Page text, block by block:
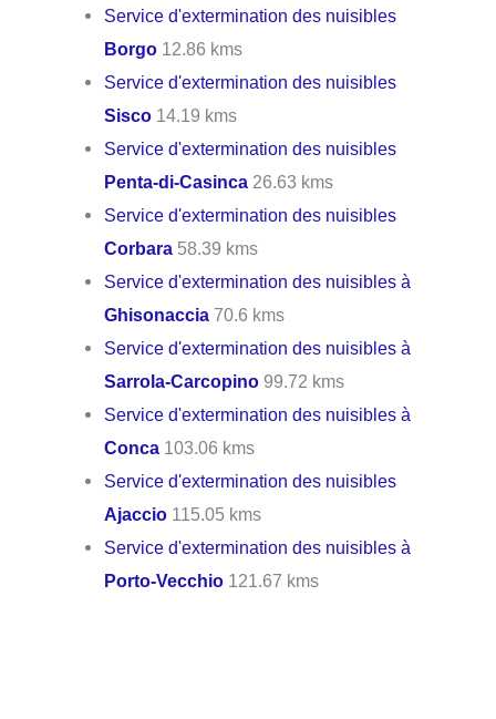
Service d'extermination des nuisibles
Borgo 12.86 kms
Service d'extermination des nuisibles
Sisco 14.19 kms
Service d'extermination des nuisibles
Penta-di-Casinca 26.63 kms
Service d'extermination des nuisibles
Corbara 58.39 kms
Service d'extermination des nuisibles à
Ghisonaccia 70.6 kms
Service d'extermination des nuisibles à
Sarrola-Carcopino 99.72 kms
Service d'extermination des nuisibles à
Conca 103.06 kms
Service d'extermination des nuisibles
Ajaccio 115.05 kms
Service d'extermination des nuisibles à
Porto-Vecchio 121.67 kms